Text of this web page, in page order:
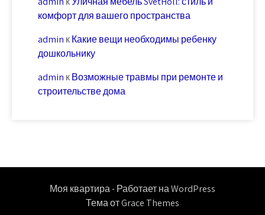
комфорт для вашего пространства
admin кКакие вещи необходимы ребенку
дошкольнику
admin кВозможные травмы при ремонте и
строительстве дома
Моя квартира - Работает на WordPress
Тема от Grace Themes